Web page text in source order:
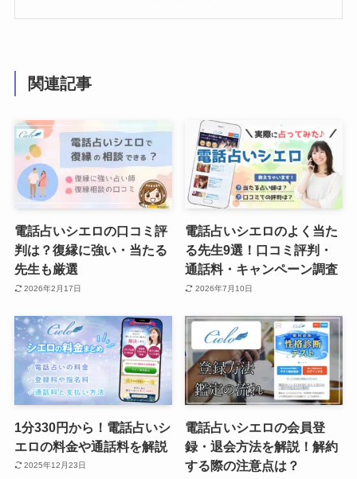
関連記事
電話占いシエロの口コミ評
判は？復縁に強い・当たる
先生も厳選
2026年2月17日
電話占いシエロのよく当た
る先生9選！口コミ評判・
通話料・キャンペーン調査
2026年7月10日
1分330円から！電話占いシ
エロの料金や通話料を解説
2025年12月23日
電話占いシエロの会員登
録・退会方法を解説！解約
する際の注意点は？